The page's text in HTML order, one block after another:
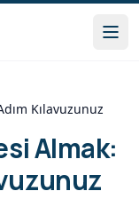
Kılavuzunuz
Almak: